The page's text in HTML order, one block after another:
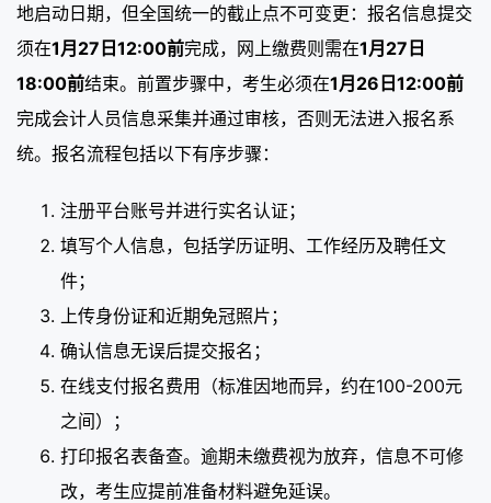
地启动日期，但全国统一的截止点不可变更：报名信息提交
须在1月27日12:00前完成，网上缴费则需在1月27日
18:00前结束。前置步骤中，考生必须在1月26日12:00前
完成会计人员信息采集并通过审核，否则无法进入报名系
统。报名流程包括以下有序步骤：
注册平台账号并进行实名认证；
填写个人信息，包括学历证明、工作经历及聘任文
件；
上传身份证和近期免冠照片；
确认信息无误后提交报名；
在线支付报名费用（标准因地而异，约在100-200元
之间）；
打印报名表备查。逾期未缴费视为放弃，信息不可修
改，考生应提前准备材料避免延误。